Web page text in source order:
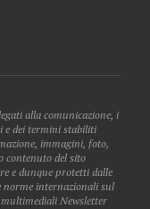
alla comunicazione, i
e dei termini stabiliti
immagini, foto,
contenuto del sito
e dunque protetti dalle
norme internazionali sul
Newsletter